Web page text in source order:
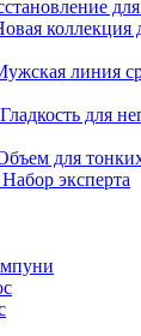
коллекция
линия
для
для
эксперта